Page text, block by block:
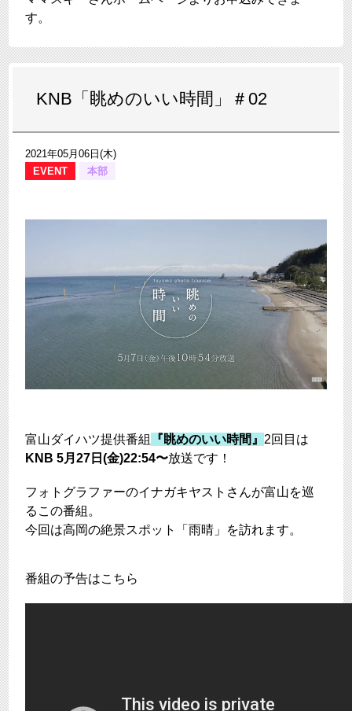
す。
KNB「眺めのいい時間」＃02
2021年05月06日(木)
EVENT
本部
富山ダイハツ提供番組 『眺めのいい時間』 2回目は
KNB 5月27日(金)22:54〜放送です！
フォトグラファーのイナガキヤストさんが富山を巡
るこの番組。
今回は高岡の絶景スポット「雨晴」を訪れます。
番組の予告はこちら